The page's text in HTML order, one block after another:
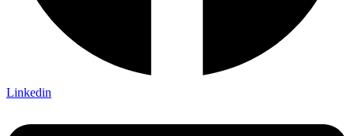
Linkedin